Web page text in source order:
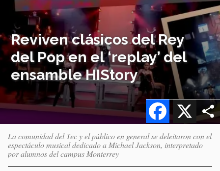
Reviven clásicos del Rey
del Pop en el ‘replay’ del
ensamble HIStory
X
Facebook
La comunidad del Tec y el público en general se deleitaron con el
espectáculo musical dedicado a Michael Jackson, interpretado
por alumnos del campus Monterrey